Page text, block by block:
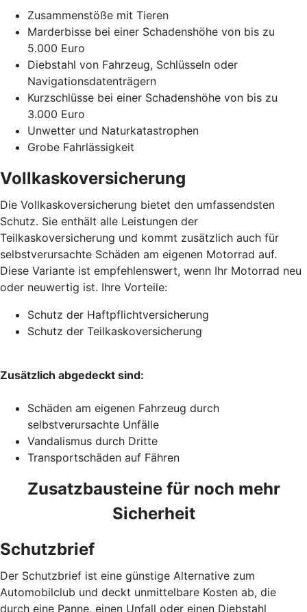
Zusammenstöße mit Tieren
Marderbisse bei einer Schadenshöhe von bis zu
5.000 Euro
Diebstahl von Fahrzeug, Schlüsseln oder
Navigationsdatenträgern
Kurzschlüsse bei einer Schadenshöhe von bis zu
3.000 Euro
Unwetter und Naturkatastrophen
Grobe Fahrlässigkeit
Vollkaskoversicherung
Die Vollkaskoversicherung bietet den umfassendsten
Schutz. Sie enthält alle Leistungen der
Teilkaskoversicherung und kommt zusätzlich auch für
selbstverursachte Schäden am eigenen Motorrad auf.
Diese Variante ist empfehlenswert, wenn Ihr Motorrad neu
oder neuwertig ist. Ihre Vorteile:
Schutz der Haftpflichtversicherung
Schutz der Teilkaskoversicherung
Zusätzlich abgedeckt sind:
Schäden am eigenen Fahrzeug durch
selbstverursachte Unfälle
Vandalismus durch Dritte
Transportschäden auf Fähren
Zusatzbausteine für noch mehr
Sicherheit
Schutzbrief
Der Schutzbrief ist eine günstige Alternative zum
Automobilclub und deckt unmittelbare Kosten ab, die
durch eine Panne, einen Unfall oder einen Diebstahl